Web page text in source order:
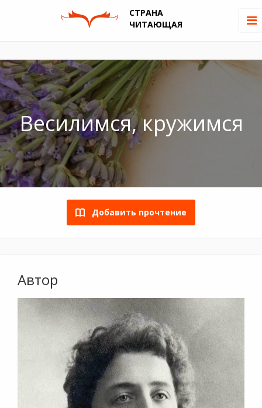
СТРАНА
ЧИТАЮЩАЯ
Весилимся, кружимся
Добавить прочтение
Автор